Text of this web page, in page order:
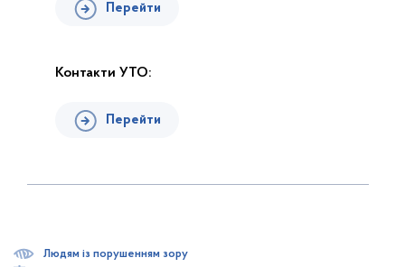
Перейти
Контакти УТО:
Перейти
Людям із порушенням зору